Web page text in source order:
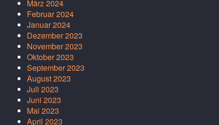
März 2024
Februar 2024
Januar 2024
Dezember 2023
November 2023
Oktober 2023
September 2023
August 2023
Juli 2023
Juni 2023
Mai 2023
April 2023